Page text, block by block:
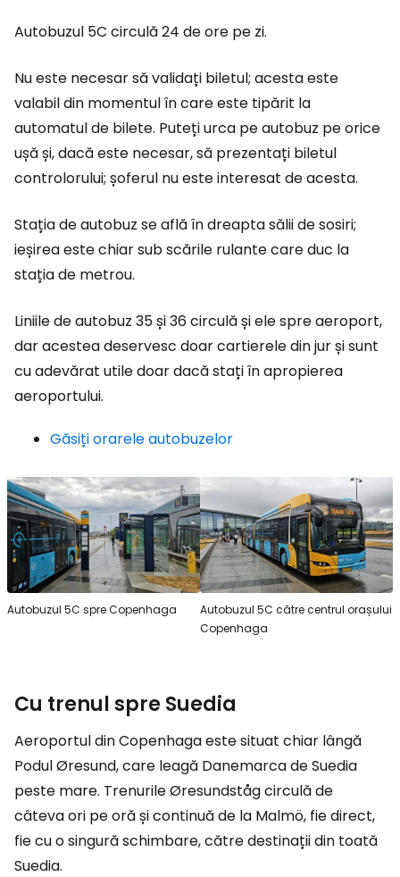
Autobuzul 5C circulă 24 de ore pe zi.
Nu este necesar să validați biletul; acesta este
valabil din momentul în care este tipărit la
automatul de bilete. Puteți urca pe autobuz pe orice
ușă și, dacă este necesar, să prezentați biletul
controlorului; șoferul nu este interesat de acesta.
Stația de autobuz se află în dreapta sălii de sosiri;
ieșirea este chiar sub scările rulante care duc la
stația de metrou.
Liniile de autobuz 35 și 36 circulă și ele spre aeroport,
dar acestea deservesc doar cartierele din jur și sunt
cu adevărat utile doar dacă stați în apropierea
aeroportului.
Găsiți orarele autobuzelor
Autobuzul 5C spre Copenhaga
Autobuzul 5C către centrul orașului
Copenhaga
Cu trenul spre Suedia
Aeroportul din Copenhaga este situat chiar lângă
Podul Øresund, care leagă Danemarca de Suedia
peste mare. Trenurile Øresundståg circulă de
câteva ori pe oră și continuă de la Malmö, fie direct,
fie cu o singură schimbare, către destinații din toată
Suedia.